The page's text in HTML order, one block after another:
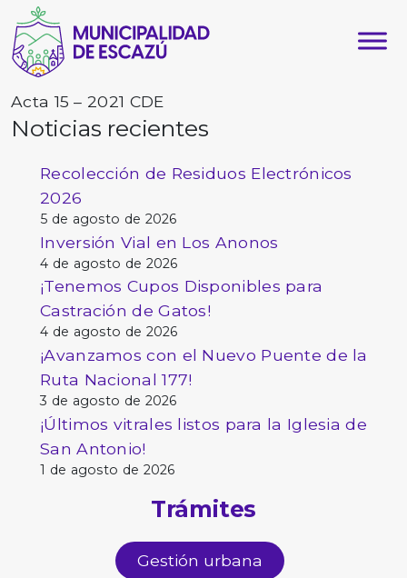
Acta 15 – 2021 CDE
Noticias recientes
Recolección de Residuos Electrónicos
2026
5 de agosto de 2026
Inversión Vial en Los Anonos
4 de agosto de 2026
¡Tenemos Cupos Disponibles para
Castración de Gatos!
4 de agosto de 2026
¡Avanzamos con el Nuevo Puente de la
Ruta Nacional 177!
3 de agosto de 2026
¡Últimos vitrales listos para la Iglesia de
San Antonio!
1 de agosto de 2026
Trámites
Gestión urbana